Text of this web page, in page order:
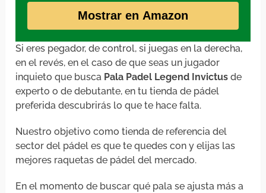
Mostrar en Amazon
Si eres pegador, de control, si juegas en la derecha,
en el revés, en el caso de que seas un jugador
inquieto que busca Pala Padel Legend Invictus de
experto o de debutante, en tu tienda de pádel
preferida descubrirás lo que te hace falta.
Nuestro objetivo como tienda de referencia del
sector del pádel es que te quedes con y elijas las
mejores raquetas de pádel del mercado.
En el momento de buscar qué pala se ajusta más a